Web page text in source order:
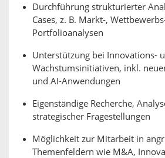
Durchführung strukturierter
Cases, z. B. Markt-,
Portfolioanalysen
Unterstützung bei Innovations-
Wachstumsinitiativen, inkl.
und AI-Anwendungen
Eigenständige Recherche,
strategischer Fragestellungen
Möglichkeit zur Mitarbeit in
Themenfeldern wie M&A,